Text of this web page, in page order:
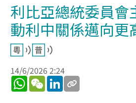
利比亞總統委員會
動利中關係邁向更
14/6/2026 2:24
WhatsApp
WeChatLinkedIn